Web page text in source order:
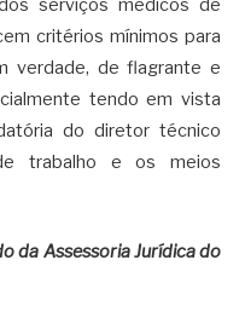
serviços médicos de
critérios mínimos para
verdade, de flagrante e
tendo em vista
do diretor técnico
trabalho e os meios
da Assessoria Jurídica do